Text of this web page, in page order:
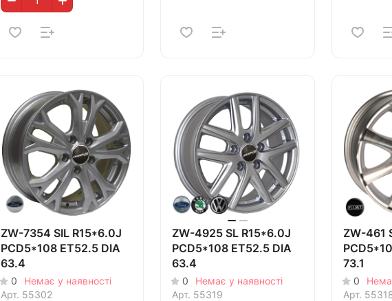
ZW-7354 SIL R15*6.0J
PCD5*108 ET52.5 DIA
63.4
0
Немає у наявності
Арт. 55302
ZW-4925 SL R15*6.0J
PCD5*108 ET52.5 DIA
63.4
0
Немає у наявності
Арт. 55319
ZW-461
73.1
0
Арт.